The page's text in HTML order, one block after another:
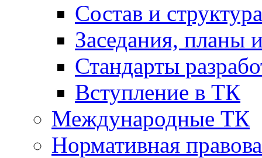
Cостав и
Заседания, планы
Стандарты
Вступление в ТК
Международные ТК
Нормативная